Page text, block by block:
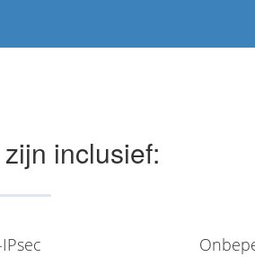
inclusief: